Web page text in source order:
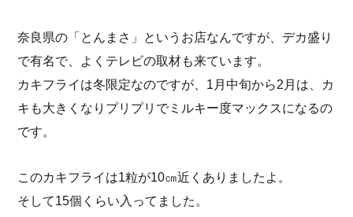
奈良県の「とんまさ」というお店なんですが、デカ盛り
で有名で、よくテレビの取材も来ています。
カキフライは冬限定なのですが、1月中旬から2月は、カ
キも大きくなりプリプリでミルキー度マックスになるの
です。
このカキフライは1粒が10㎝近くありましたよ。
そして15個くらい入ってました。